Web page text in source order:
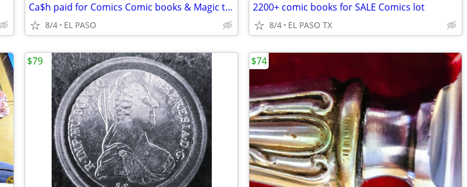
Ca$h paid for Comics Comic books & Magic the Gathering Cards$$$$$$$$
8/4 EL PASO
2200+ comic books for SALE Comics lot
8/4 EL PASO TX
$79 $74